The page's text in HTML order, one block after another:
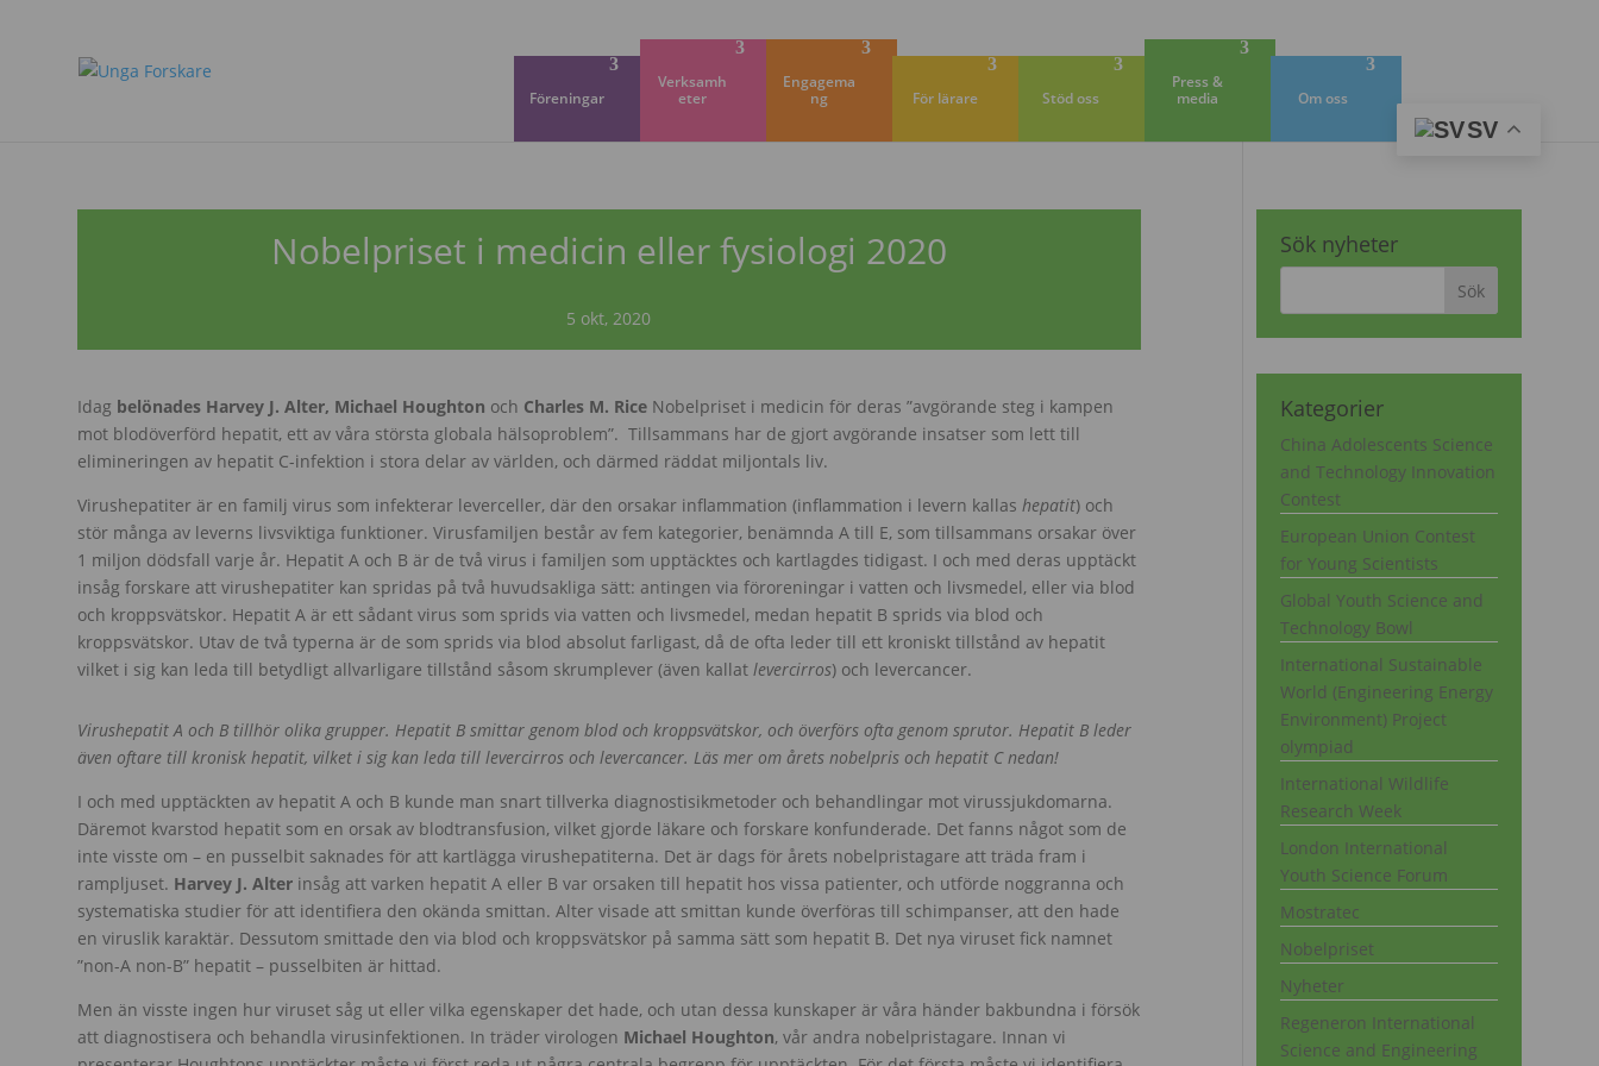
Föreningar
Verksamh
eter
Engagema
ng
För lärare Stöd oss
Press &
media
Om oss
SV
Nobelpriset i medicin eller fysiologi 2020
5 okt, 2020
Idag belönades Harvey J. Alter, Michael Houghton och Charles M. Rice Nobelpriset i medicin för deras ”avgörande steg i kampen
mot blodöverförd hepatit, ett av våra största globala hälsoproblem”. Tillsammans har de gjort avgörande insatser som lett till
elimineringen av hepatit C-infektion i stora delar av världen, och därmed räddat miljontals liv.
Virushepatiter är en familj virus som infekterar leverceller, där den orsakar inflammation (inflammation i levern kallas hepatit) och
stör många av leverns livsviktiga funktioner. Virusfamiljen består av fem kategorier, benämnda A till E, som tillsammans orsakar över
1 miljon dödsfall varje år. Hepatit A och B är de två virus i familjen som upptäcktes och kartlagdes tidigast. I och med deras upptäckt
insåg forskare att virushepatiter kan spridas på två huvudsakliga sätt: antingen via föroreningar i vatten och livsmedel, eller via blod
och kroppsvätskor. Hepatit A är ett sådant virus som sprids via vatten och livsmedel, medan hepatit B sprids via blod och
kroppsvätskor. Utav de två typerna är de som sprids via blod absolut farligast, då de ofta leder till ett kroniskt tillstånd av hepatit
vilket i sig kan leda till betydligt allvarligare tillstånd såsom skrumplever (även kallat levercirros) och levercancer.
Virushepatit A och B tillhör olika grupper. Hepatit B smittar genom blod och kroppsvätskor, och överförs ofta genom sprutor. Hepatit B leder
även oftare till kronisk hepatit, vilket i sig kan leda till levercirros och levercancer. Läs mer om årets nobelpris och hepatit C nedan!
I och med upptäckten av hepatit A och B kunde man snart tillverka diagnostisikmetoder och behandlingar mot virussjukdomarna.
Däremot kvarstod hepatit som en orsak av blodtransfusion, vilket gjorde läkare och forskare konfunderade. Det fanns något som de
inte visste om – en pusselbit saknades för att kartlägga virushepatiterna. Det är dags för årets nobelpristagare att träda fram i
rampljuset. Harvey J. Alter insåg att varken hepatit A eller B var orsaken till hepatit hos vissa patienter, och utförde noggranna och
systematiska studier för att identifiera den okända smittan. Alter visade att smittan kunde överföras till schimpanser, att den hade
en viruslik karaktär. Dessutom smittade den via blod och kroppsvätskor på samma sätt som hepatit B. Det nya viruset fick namnet
”non-A non-B” hepatit – pusselbiten är hittad.
Men än visste ingen hur viruset såg ut eller vilka egenskaper det hade, och utan dessa kunskaper är våra händer bakbundna i försök
att diagnostisera och behandla virusinfektionen. In träder virologen Michael Houghton, vår andra nobelpristagare. Innan vi
Sök nyheter
Kategorier
China Adolescents Science
and Technology Innovation
Contest
European Union Contest
for Young Scientists
Global Youth Science and
Technology Bowl
International Sustainable
World (Engineering Energy
Environment) Project
olympiad
International Wildlife
Research Week
London International
Youth Science Forum
Mostratec
Nobelpriset
Nyheter
Regeneron International
Science and Engineering